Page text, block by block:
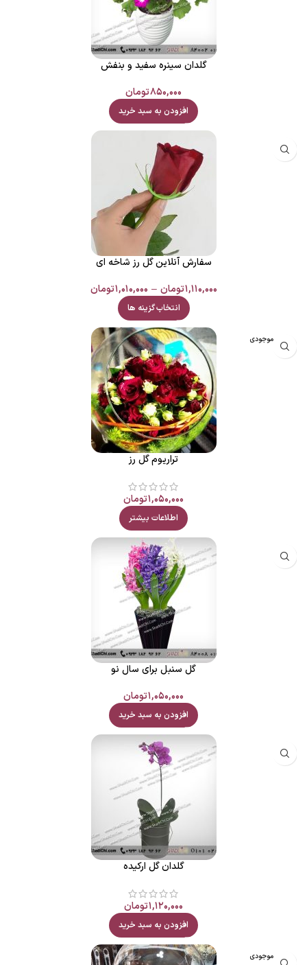
گلدان سینره سفید و بنفش
۸۵۰,۰۰۰تومان
افزودن به سبد خرید
سفارش آنلاین گل رز شاخه ای
۱,۱۱۰,۰۰۰تومان – ۱,۰۱۰,۰۰۰تومان
انتخاب گزینه ها
اتمام موجودی
تراریوم گل رز
۱,۰۵۰,۰۰۰تومان
اطلاعات بیشتر
گل سنبل برای سال نو
۱,۰۵۰,۰۰۰تومان
افزودن به سبد خرید
گلدان گل ارکیده
۱,۱۲۰,۰۰۰تومان
افزودن به سبد خرید
اتمام موجودی